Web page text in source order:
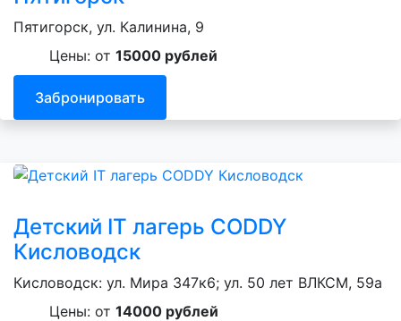
Пятигорск, ул. Калинина, 9
Цены: от 15000 рублей
Забронировать
Детский IT лагерь CODDY
Кисловодск
Кисловодск: ул. Мира 347к6; ул. 50 лет ВЛКСМ, 59а
Цены: от 14000 рублей